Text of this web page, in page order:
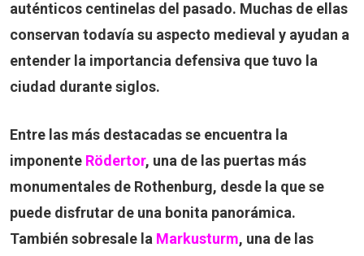
auténticos centinelas del pasado. Muchas de ellas
conservan todavía su aspecto medieval y ayudan a
entender la importancia defensiva que tuvo la
ciudad durante siglos.
Entre las más destacadas se encuentra la
imponente Rödertor, una de las puertas más
monumentales de Rothenburg, desde la que se
puede disfrutar de una bonita panorámica.
También sobresale la Markusturm, una de las